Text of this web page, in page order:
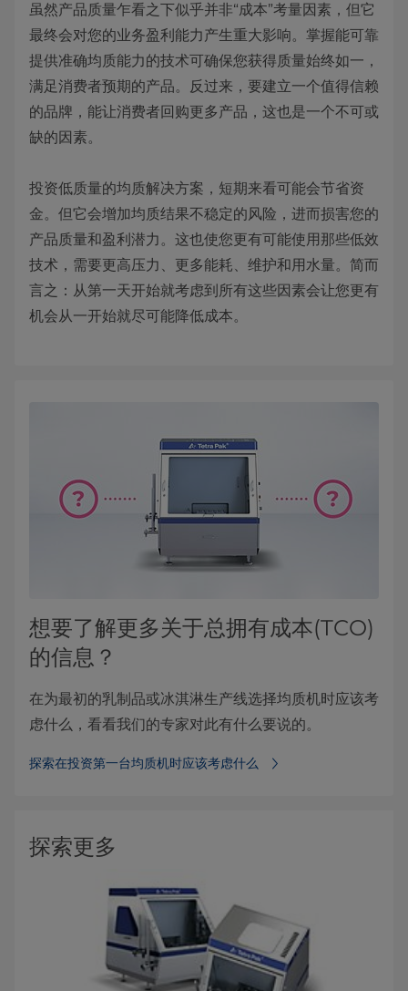
虽然产品质量乍看之下似乎并非“成本”考量因素，但它
最终会对您的业务盈利能力产生重大影响。掌握能可靠
提供准确均质能力的技术可确保您获得质量始终如一，
满足消费者预期的产品。反过来，要建立一个值得信赖
的品牌，能让消费者回购更多产品，这也是一个不可或
缺的因素。
投资低质量的均质解决方案，短期来看可能会节省资
金。但它会增加均质结果不稳定的风险，进而损害您的
产品质量和盈利潜力。这也使您更有可能使用那些低效
技术，需要更高压力、更多能耗、维护和用水量。简而
言之：从第一天开始就考虑到所有这些因素会让您更有
机会从一开始就尽可能降低成本。
想要了解更多关于总拥有成本(TCO)
的信息？
在为最初的乳制品或冰淇淋生产线选择均质机时应该考
虑什么，看看我们的专家对此有什么要说的。
探索在投资第一台均质机时应该考虑什么
探索更多